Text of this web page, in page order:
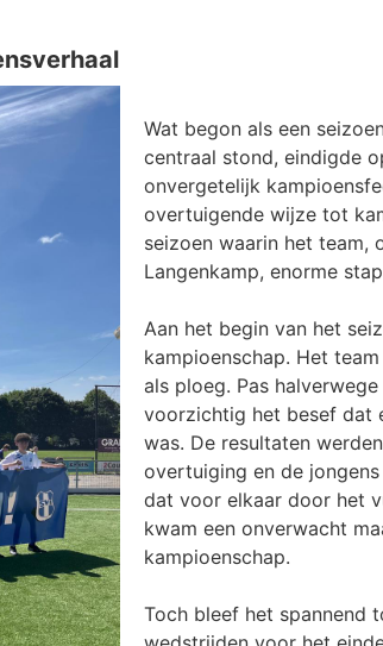
Wat begon als een
centraal stond, eindigde
onvergetelijk
overtuigende wijze tot
seizoen waarin het team,
Langenkamp, enorme
Aan het begin van het
kampioenschap. Het
als ploeg. Pas
voorzichtig het besef dat
was. De resultaten
overtuiging en de
dat voor elkaar door het
kwam een onverwacht
kampioenschap.
Toch bleef het spannend